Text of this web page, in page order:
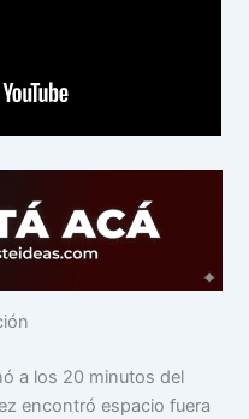
a los 20 minutos del
encontró espacio fuera